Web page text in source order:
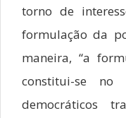
torno de
formulação da
maneira, “a
constitui-se no
democráticos